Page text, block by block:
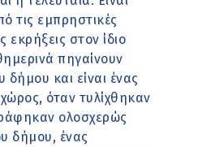
τις εμπρηστικές
εκρήξεις στον ίδιο
πηγαίνουν
δήμου και είναι ένας
όταν τυλίχθηκαν
ολοσχερώς
δήμου, ένας